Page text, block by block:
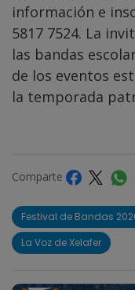
información e
5817 7524. La
las bandas
de los eventos
la temporada
Comparte
Festival de Bandas
La Voz de Xelafer